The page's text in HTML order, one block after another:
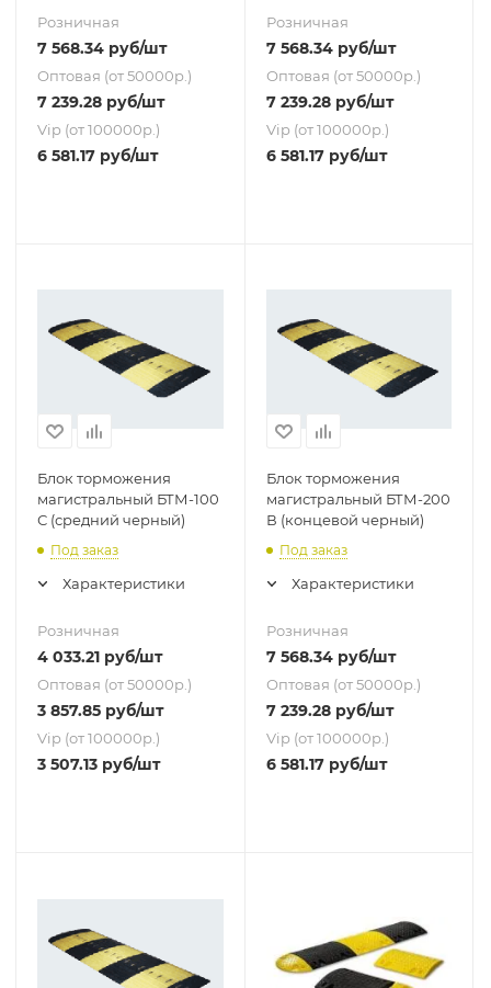
Розничная
7 568.34 руб/шт
Оптовая (от 50000р.)
7 239.28 руб/шт
Vip (от 100000р.)
6 581.17 руб/шт
Розничная
7 568.34руб/шт
Оптовая (от 50000р.)
7 239.28руб/шт
Vip (от 100000р.)
6 581.17руб/шт
Блок торможения
магистральный БТМ-100
С (средний черный)
Под заказ
Характеристики
Розничная
4 033.21 руб/шт
Оптовая (от 50000р.)
3 857.85 руб/шт
Vip (от 100000р.)
3 507.13 руб/шт
Блок торможения
магистральный БТМ-200
В (концевой черный)
Под заказ
Характеристики
Розничная
7 568.34руб/шт
Оптовая (от 50000р.)
7 239.28руб/шт
Vip (от 100000р.)
6 581.17руб/шт